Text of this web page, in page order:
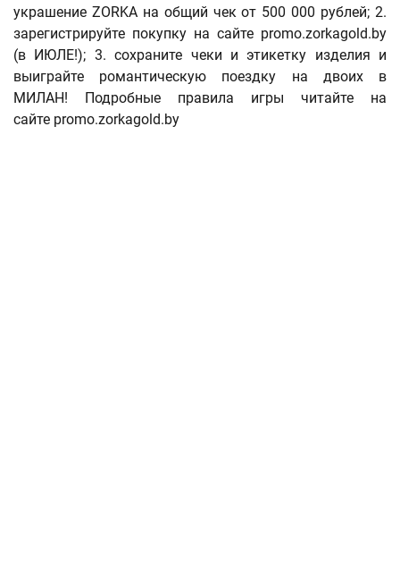
украшение ZORKA на общий чек от 500 000 рублей; 2.
зарегистрируйте покупку на сайте promo.zorkagold.by
(в ИЮЛЕ!); 3. сохраните чеки и этикетку изделия и
выиграйте романтическую поездку на двоих в
МИЛАН! Подробные правила игры читайте на
сайте promo.zorkagold.by